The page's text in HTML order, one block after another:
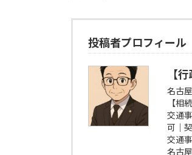
投稿者プロフィール
【
名古
【相
交通
可｜
交通
名古